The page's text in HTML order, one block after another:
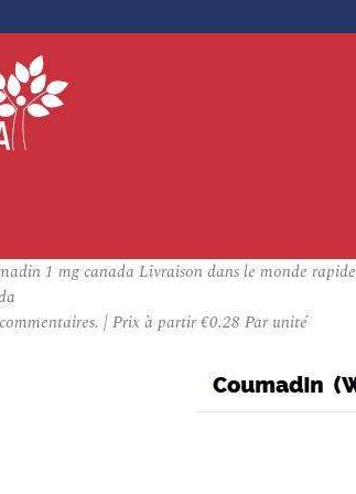
1 mg canada Livraison dans le monde rapide
commentaires. |Prix à partir€0.28 Par unité